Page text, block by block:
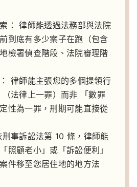
： 律師能透過法務部與法院
到底有多少案子在跑（包含
檢署偵查階段、法院審理階
律師能主張您的多個提領行
法律上一罪）而非 「數罪
性為一罪，刑期可能直接從
刑事訴訟法第 10 條，律師能
照顧老小」或「訴訟便利」
件移至您居住地的地方法